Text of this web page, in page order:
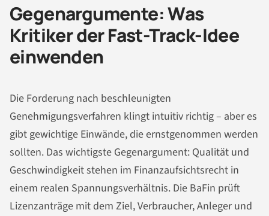
Gegenargumente: Was
Kritiker der Fast-Track-Idee
einwenden
Die Forderung nach beschleunigten
Genehmigungsverfahren klingt intuitiv richtig – aber es
gibt gewichtige Einwände, die ernstgenommen werden
sollten. Das wichtigste Gegenargument: Qualität und
Geschwindigkeit stehen im Finanzaufsichtsrecht in
einem realen Spannungsverhältnis. Die BaFin prüft
Lizenzanträge mit dem Ziel, Verbraucher, Anleger und